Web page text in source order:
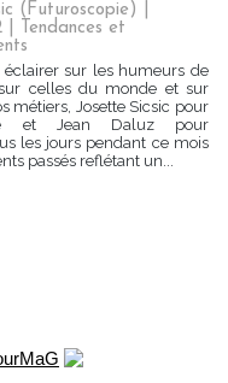
(Futuroscopie)
Tendances et
éclairer sur les humeurs de
celles du monde et sur
métiers, Josette Sicsic pour
et Jean Daluz pour
les jours pendant ce mois
passés reflétant un...